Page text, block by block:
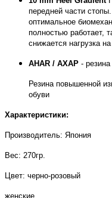
передней части
оптимальное
полностью работает,
снижается нагрузка
AHAR / АХАР -
Резина повышенной
обуви
Характеристики:
Производитель: Япония
Вес: 270гр.
Цвет: черно-розовый
женские